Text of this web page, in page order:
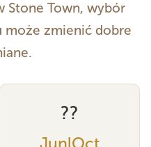
Stone Town, wybór
może zmienić dobre
??